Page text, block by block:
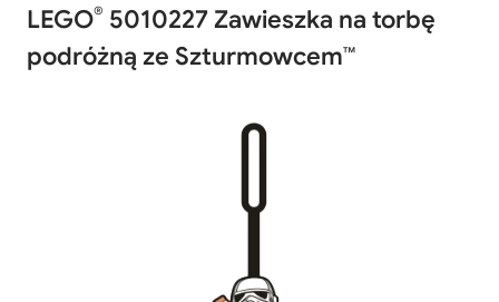
LEGO® 5010227 Zawieszka na torbę
podróżną ze Szturmowcem™